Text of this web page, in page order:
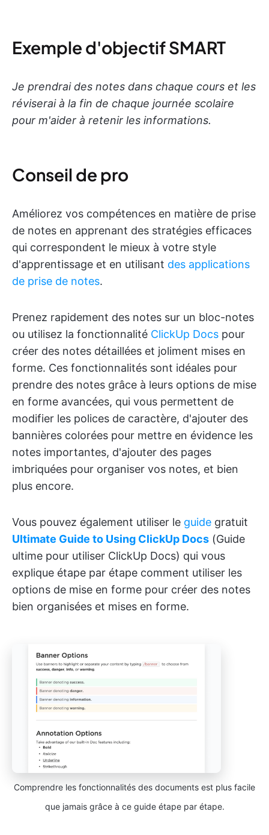
Exemple d'objectif SMART
Je prendrai des notes dans chaque cours et les
réviserai à la fin de chaque journée scolaire
pour m'aider à retenir les informations.
Conseil de pro
Améliorez vos compétences en matière de prise
de notes en apprenant des stratégies efficaces
qui correspondent le mieux à votre style
d'apprentissage et en utilisant des applications
de prise de notes.
Prenez rapidement des notes sur un bloc-notes
ou utilisez la fonctionnalité ClickUp Docs pour
créer des notes détaillées et joliment mises en
forme. Ces fonctionnalités sont idéales pour
prendre des notes grâce à leurs options de mise
en forme avancées, qui vous permettent de
modifier les polices de caractère, d'ajouter des
bannières colorées pour mettre en évidence les
notes importantes, d'ajouter des pages
imbriquées pour organiser vos notes, et bien
plus encore.
Vous pouvez également utiliser le guide gratuit
Ultimate Guide to Using ClickUp Docs (Guide
ultime pour utiliser ClickUp Docs) qui vous
explique étape par étape comment utiliser les
options de mise en forme pour créer des notes
bien organisées et mises en forme.
Comprendre les fonctionnalités des documents est plus facile
que jamais grâce à ce guide étape par étape.